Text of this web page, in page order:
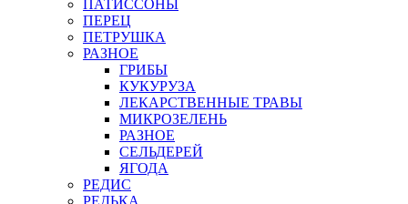
ПАТИССОНЫ
ПЕРЕЦ
ПЕТРУШКА
РАЗНОЕ
ГРИБЫ
КУКУРУЗА
ЛЕКАРСТВЕННЫЕ ТРАВЫ
МИКРОЗЕЛЕНЬ
РАЗНОЕ
СЕЛЬДЕРЕЙ
ЯГОДА
РЕДИС
РЕДЬКА